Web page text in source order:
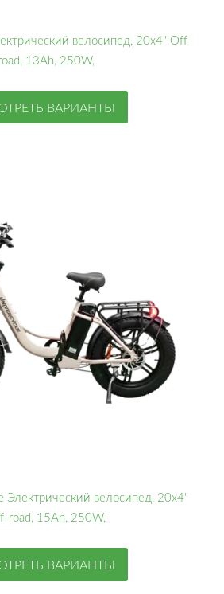
велосипед, 20x4" Off-
13Ah, 250W,
ВАРИАНТЫ
Электрический велосипед, 20x4"
road, 15Ah, 250W,
ВАРИАНТЫ